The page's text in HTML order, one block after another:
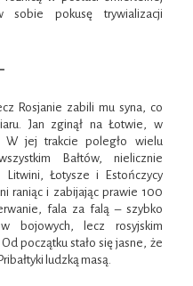
sobie pokusę trywializacji
Rosjanie zabili mu syna, co
Jan zginął na Łotwie, w
W jej trakcie poległo wielu
Bałtów, nielicznie
Litwini, Łotysze i Estończycy
raniąc i zabijając prawie 100
fala za falą – szybko
bojowych, lecz rosyjskim
początku stało się jasne, że
ludzką masą.